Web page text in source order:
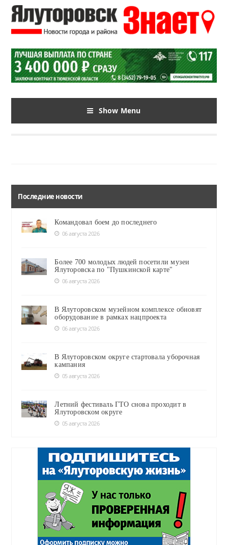
Show Menu
Последние новости
Командовал боем до последнего
06 августа 2026
Более 700 молодых людей посетили музеи
Ялуторовска по "Пушкинской карте"
06 августа 2026
В Ялуторовском музейном комплексе обновят
оборудование в рамках нацпроекта
06 августа 2026
В Ялуторовском округе стартовала уборочная
кампания
05 августа 2026
Летний фестиваль ГТО снова проходит в
Ялуторовском округе
05 августа 2026